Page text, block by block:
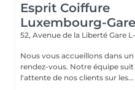
Esprit Coiffure
Luxembourg-Gare
52, Avenue de la Liberté Gare
Nous vous accueillons dans
rendez-vous. Notre équipe
l'attente de nos clients sur les...